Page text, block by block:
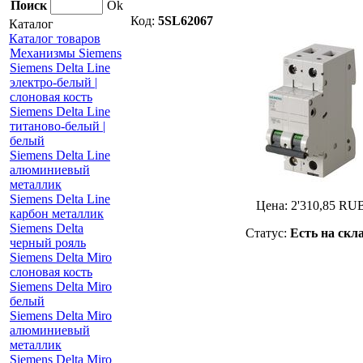
Поиск
Ok
Каталог
Каталог товаров
Механизмы Siemens
Siemens Delta Line
электро-белый |
слоновая кость
Siemens Delta Line
титаново-белый |
белый
Siemens Delta Line
алюминиевый
металлик
Siemens Delta Line
карбон металлик
Siemens Delta
черный рояль
Siemens Delta Miro
слоновая кость
Siemens Delta Miro
белый
Siemens Delta Miro
алюминиевый
металлик
Siemens Delta Miro
Код: 5SL62067
Цена: 2'310,85
Статус: Есть на